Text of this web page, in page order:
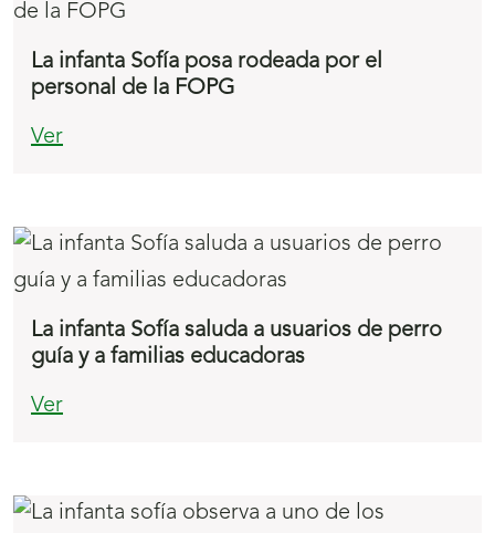
La infanta Sofía posa rodeada por el
personal de la FOPG
Ver
La infanta Sofía saluda a usuarios de perro
guía y a familias educadoras
Ver